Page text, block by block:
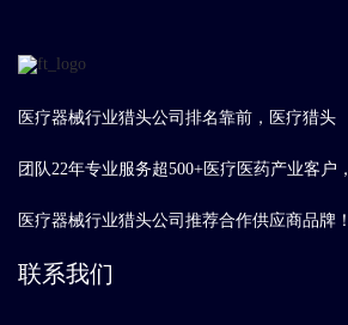
医疗器械行业猎头公司排名靠前，医疗猎头
团队22年专业服务超500+医疗医药产业客户，
医疗器械行业猎头公司推荐合作供应商品牌！
联系我们